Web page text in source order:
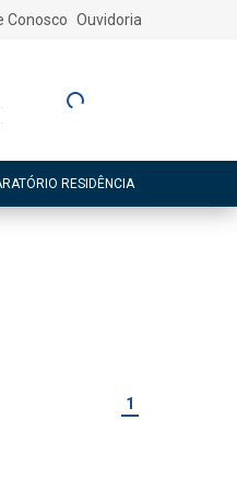
Conosco Ouvidoria
Entre ou Cadastre-
RESIDÊNCIA
1